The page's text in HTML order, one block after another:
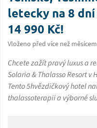
letecky na 8
14 990 Kč!
Vloženo před více než měsícem
Chcete zažít pravý luxus a
Solaria & Thalasso Resort
Tento 5hvězdičkový hotel
thalassoterapii a výborné